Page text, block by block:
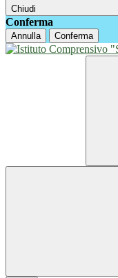
Chiudi
Conferma
Annulla Conferma